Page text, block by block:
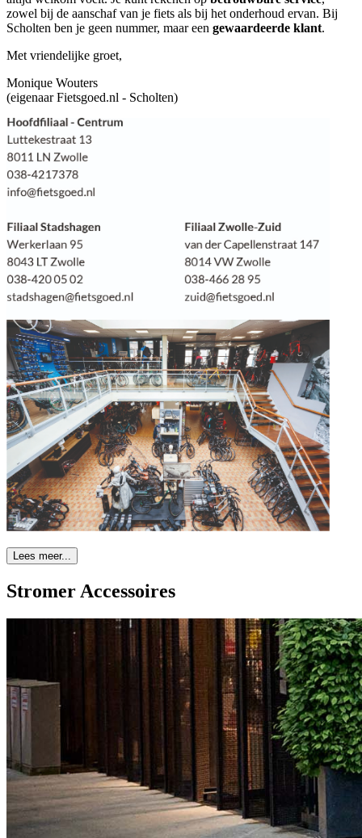
zowel bij de aanschaf van je fiets als bij het onderhoud ervan. Bij
Scholten ben je geen nummer, maar een gewaardeerde klant.
Met vriendelijke groet,
Monique Wouters
(eigenaar Fietsgoed.nl - Scholten)
Lees meer...
Stromer Accessoires